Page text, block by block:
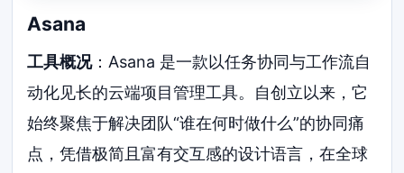
Asana
工具概况：Asana 是一款以任务协同与工作流自
动化见长的云端项目管理工具。自创立以来，它
始终聚焦于解决团队“谁在何时做什么”的协同痛
点，凭借极简且富有交互感的设计语言，在全球